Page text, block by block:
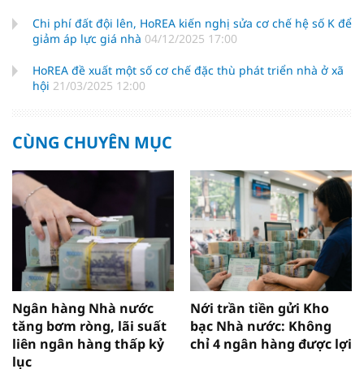
Chi phí đất đội lên, HoREA kiến nghị sửa cơ chế hệ số K để
giảm áp lực giá nhà 04/12/2025 17:00
HoREA đề xuất một số cơ chế đặc thù phát triển nhà ở xã
hội 21/03/2025 12:00
CÙNG CHUYÊN MỤC
Ngân hàng Nhà nước
tăng bơm ròng, lãi suất
liên ngân hàng thấp kỷ
lục
Nới trần tiền gửi Kho
bạc Nhà nước: Không
chỉ 4 ngân hàng được lợi